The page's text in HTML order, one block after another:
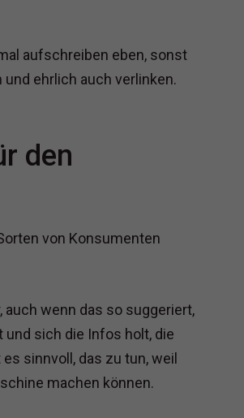
aufschreiben eben, sonst
ehrlich auch verlinken.
den
von Konsumenten
wenn das so suggeriert,
und sich die Infos holt, die
sinnvoll, das zu tun, weil
machen können.